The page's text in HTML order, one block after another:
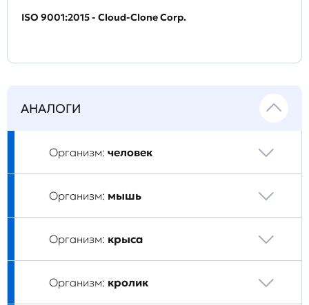
ISO 9001:2015 - Cloud-Clone Corp.
АНАЛОГИ
Организм: человек
Организм: мышь
Организм: крыса
Организм: кролик